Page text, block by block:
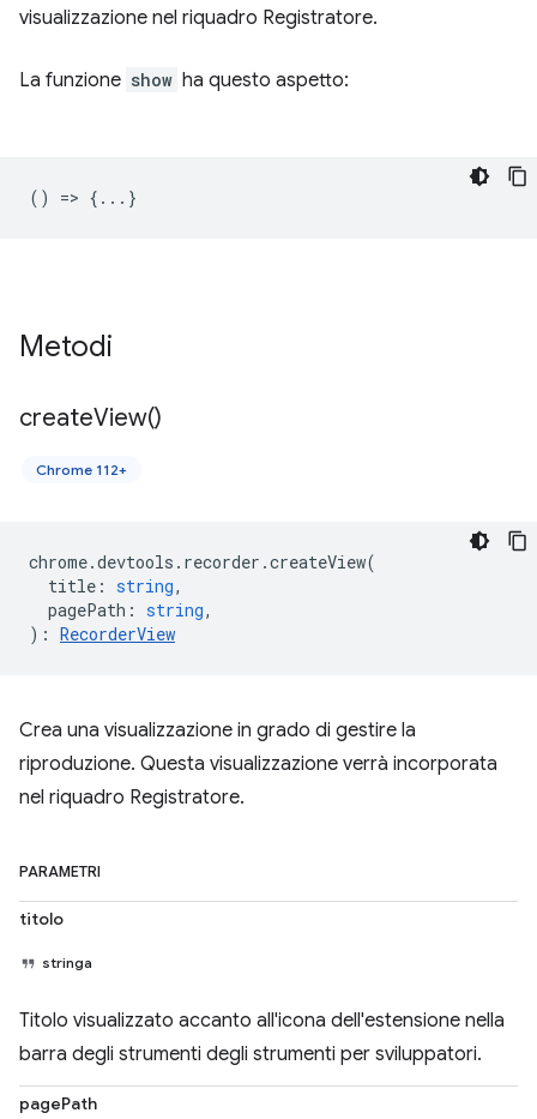
visualizzazione nel riquadro Registratore.
La funzione show ha questo aspetto:
() => {...}
Metodi
createView()
Chrome 112+
chrome.devtools . recorder .createView(
title : string,
pagePath : string,
) : RecorderView
Crea una visualizzazione in grado di gestire la
riproduzione. Questa visualizzazione verrà incorporata
nel riquadro Registratore.
PARAMETRI
titolo
stringa
Titolo visualizzato accanto all'icona dell'estensione nella
barra degli strumenti degli strumenti per sviluppatori.
pagePath